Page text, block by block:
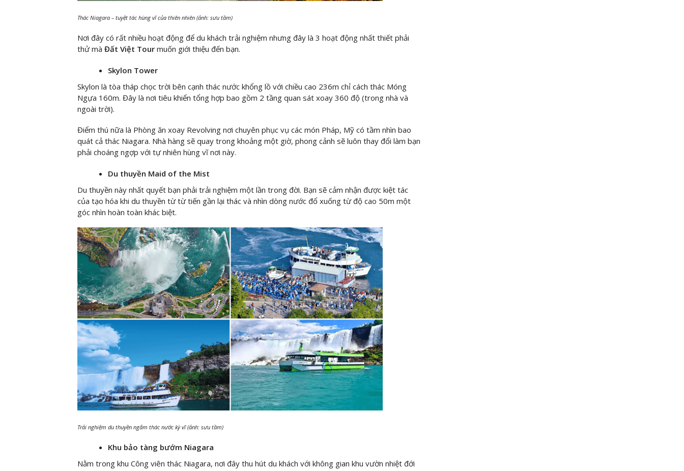
Thác Niagara – tuyệt tác hùng vĩ của thiên nhiên (ảnh: sưu tầm)
Nơi đây có rất nhiều hoạt động để du khách trải nghiệm nhưng đây là 3 hoạt động nhất thiết phải
thử mà Đất Việt Tour muốn giới thiệu đến bạn.
Skylon Tower
Skylon là tòa tháp chọc trời bên cạnh thác nước khổng lồ với chiều cao 236m chỉ cách thác Móng
Ngựa 160m. Đây là nơi tiêu khiển tổng hợp bao gồm 2 tầng quan sát xoay 360 độ (trong nhà và
ngoài trời).
Điểm thú nữa là Phòng ăn xoay Revolving nơi chuyên phục vụ các món Pháp, Mỹ có tầm nhìn bao
quát cả thác Niagara. Nhà hàng sẽ quay trong khoảng một giờ, phong cảnh sẽ luôn thay đổi làm bạn
phải choáng ngợp với tự nhiên hùng vĩ nơi này.
Du thuyền Maid of the Mist
Du thuyền này nhất quyết bạn phải trải nghiệm một lần trong đời. Bạn sẽ cảm nhận được kiệt tác
của tạo hóa khi du thuyền từ từ tiến gần lại thác và nhìn dòng nước đổ xuống từ độ cao 50m một
góc nhìn hoàn toàn khác biệt.
Trải nghiệm du thuyền ngắm thác nước kỳ vĩ (ảnh: sưu tầm)
Khu bảo tàng bướm Niagara
Nằm trong khu Công viên thác Niagara, nơi đây thu hút du khách với không gian khu vườn nhiệt đới